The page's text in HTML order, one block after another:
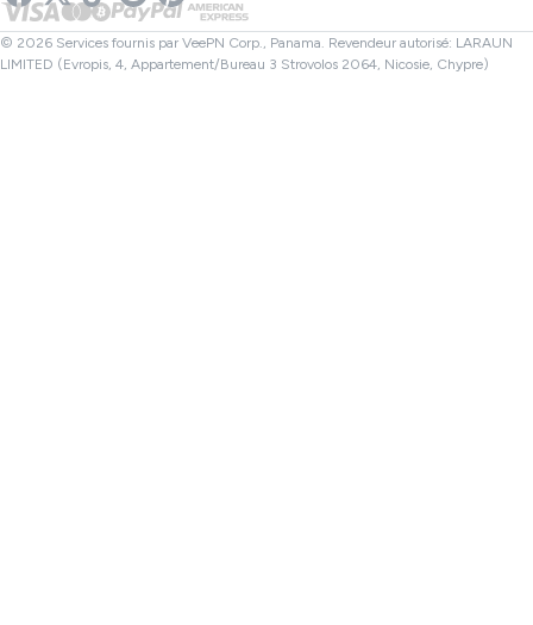
Vérificateur de fichiers
VPN Turquie
Affiliés
© 2026 Services fournis par VeePN Corp., Panama. Revendeur autorisé: LARAUN
LIMITED (Evropis, 4, Appartement/Bureau 3 Strovolos 2064, Nicosie, Chypre)